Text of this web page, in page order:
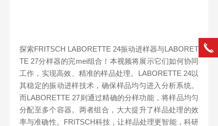
探索FRITSCH LABORETTE 24振动进样器与LABORET
TE 27分样器的完mei组合！本视频将展示它们如何协同
工作，实现高效、精准的样品处理。LABORETTE 24以
其稳定的振动进样技术，确保样品均匀进入分析系统。
而LABORETTE 27则通过精确的分样功能，将样品均匀
分配至多个容器。两者组合，大大提升了样品处理的效
率与准确性。FRITSCH科技，让样品处理更智能，科研